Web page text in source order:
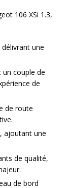
106 XSi 1.3,
délivrant une
un couple de
de
de route
ajoutant une
de qualité,
de bord